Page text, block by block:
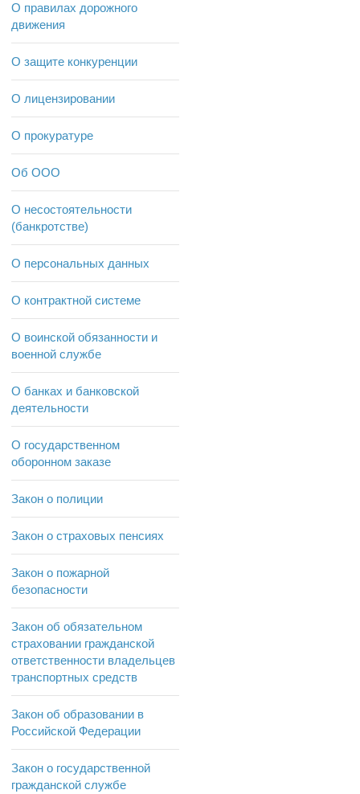
О правилах дорожного
движения
О защите конкуренции
О лицензировании
О прокуратуре
Об ООО
О несостоятельности
(банкротстве)
О персональных данных
О контрактной системе
О воинской обязанности и
военной службе
О банках и банковской
деятельности
О государственном
оборонном заказе
Закон о полиции
Закон о страховых пенсиях
Закон о пожарной
безопасности
Закон об обязательном
страховании гражданской
ответственности владельцев
транспортных средств
Закон об образовании в
Российской Федерации
Закон о государственной
гражданской службе